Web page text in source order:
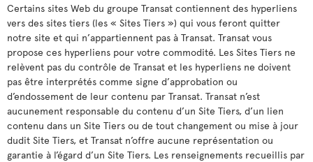
Certains sites Web du groupe Transat contiennent des hyperliens
vers des sites tiers (les « Sites Tiers ») qui vous feront quitter
notre site et qui n’appartiennent pas à Transat. Transat vous
propose ces hyperliens pour votre commodité. Les Sites Tiers ne
relèvent pas du contrôle de Transat et les hyperliens ne doivent
pas être interprétés comme signe d’approbation ou
d’endossement de leur contenu par Transat. Transat n’est
aucunement responsable du contenu d’un Site Tiers, d’un lien
contenu dans un Site Tiers ou de tout changement ou mise à jour
dudit Site Tiers, et Transat n’offre aucune représentation ou
garantie à l’égard d’un Site Tiers. Les renseignements recueillis par